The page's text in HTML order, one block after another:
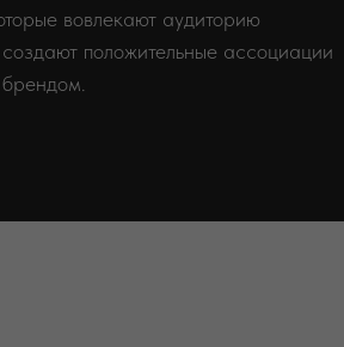
вовлекают аудиторию
положительные ассоциации